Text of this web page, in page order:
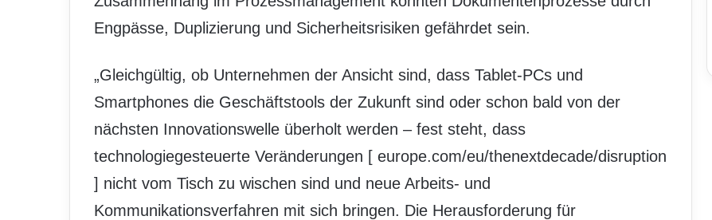
Engpässe, Duplizierung und Sicherheitsrisiken gefährdet sein.
„Gleichgültig, ob Unternehmen der Ansicht sind, dass Tablet-PCs und
Smartphones die Geschäftstools der Zukunft sind oder schon bald von der
nächsten Innovationswelle überholt werden – fest steht, dass
technologiegesteuerte Veränderungen [ europe.com/eu/thenextdecade/disruption
] nicht vom Tisch zu wischen sind und neue Arbeits- und
Kommunikationsverfahren mit sich bringen. Die Herausforderung für